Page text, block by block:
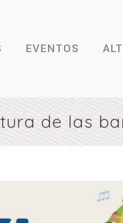
EVENTOS
de las